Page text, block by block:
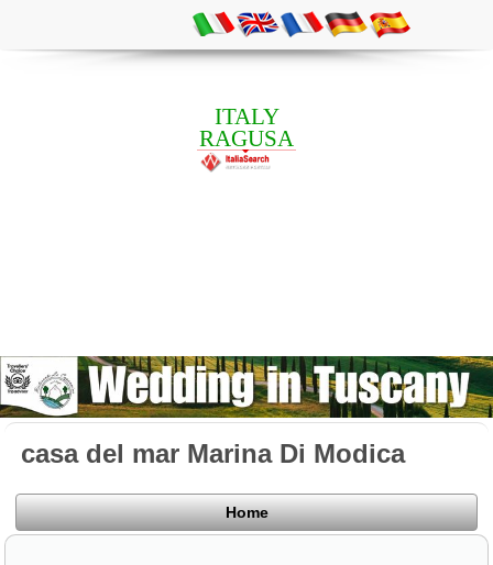
ITALY
RAGUSA
casa del mar Marina Di Modica
Home